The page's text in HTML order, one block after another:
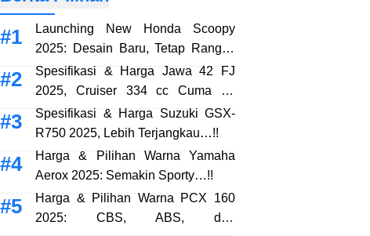
Launching New Honda Scoopy
2025: Desain Baru, Tetap Rangka
eSAF…!!
Spesifikasi & Harga Jawa 42 FJ
2025, Cruiser 334 cc Cuma 38
Jutaan…!!
Spesifikasi & Harga Suzuki GSX-
R750 2025, Lebih Terjangkau…!!
Harga & Pilihan Warna Yamaha
Aerox 2025: Semakin Sporty…!!
Harga & Pilihan Warna PCX 160
2025: CBS, ABS, dan